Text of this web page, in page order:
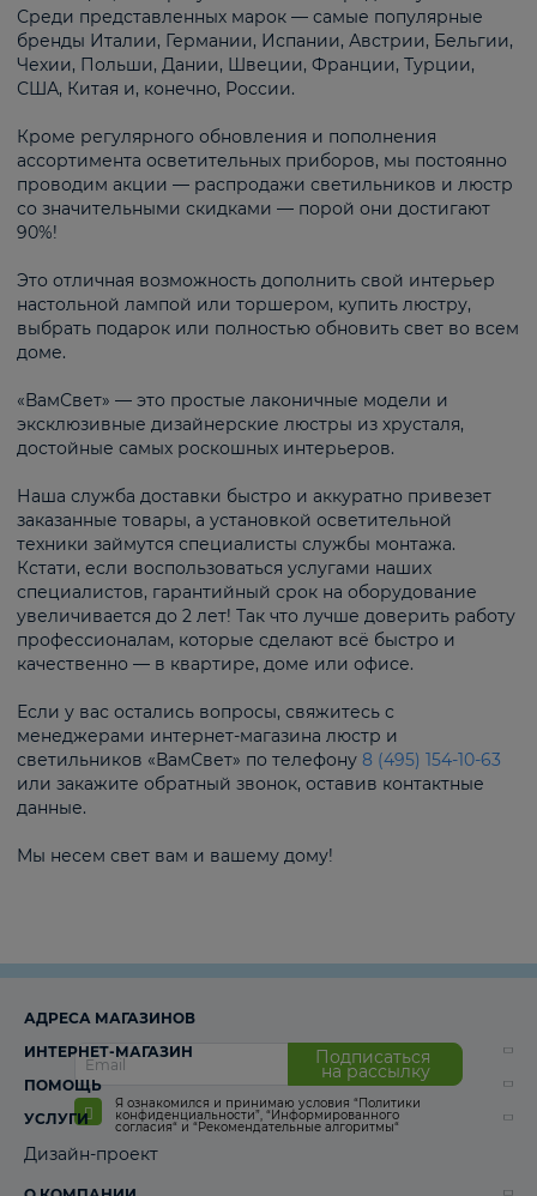
Среди представленных марок — самые популярные
бренды Италии, Германии, Испании, Австрии, Бельгии,
Чехии, Польши, Дании, Швеции, Франции, Турции,
США, Китая и, конечно, России.
Кроме регулярного обновления и пополнения
ассортимента осветительных приборов, мы постоянно
проводим акции — распродажи светильников и люстр
со значительными скидками — порой они достигают
90%!
Это отличная возможность дополнить свой интерьер
настольной лампой или торшером, купить люстру,
выбрать подарок или полностью обновить свет во всем
доме.
«ВамСвет» — это простые лаконичные модели и
эксклюзивные дизайнерские люстры из хрусталя,
достойные самых роскошных интерьеров.
Наша служба доставки быстро и аккуратно привезет
заказанные товары, а установкой осветительной
техники займутся специалисты службы монтажа.
Кстати, если воспользоваться услугами наших
специалистов, гарантийный срок на оборудование
увеличивается до 2 лет! Так что лучше доверить работу
профессионалам, которые сделают всё быстро и
качественно — в квартире, доме или офисе.
Если у вас остались вопросы, свяжитесь с
менеджерами интернет-магазина люстр и
светильников «ВамСвет» по телефону 8 (495) 154-10-63
или закажите обратный звонок, оставив контактные
данные.
Мы несем свет вам и вашему дому!
Подписаться
на рассылку
Я ознакомился и принимаю условия “Политики
конфиденциальности”, “Информированного
согласия“ и “Рекомендательные алгоритмы“
АДРЕСА МАГАЗИНОВ
ИНТЕРНЕТ-МАГАЗИН
ПОМОЩЬ
УСЛУГИ
Дизайн-проект